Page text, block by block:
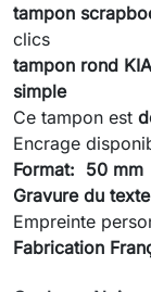
tampon
clics
tampon rond
simple
Ce tampon est
Encrage
Format: 50 mm
Gravure du texte
Empreinte
Fabrication